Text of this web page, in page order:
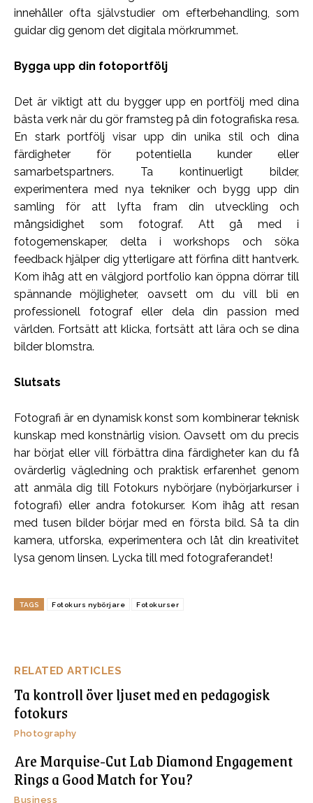
RELATED ARTICLES
Ta kontroll över ljuset med en pedagogisk
fotokurs
Photography
Are Marquise-Cut Lab Diamond Engagement
Rings a Good Match for You?
Business
innehåller ofta självstudier om efterbehandling, som
guidar dig genom det digitala mörkrummet.
Bygga upp din fotoportfölj
Det är viktigt att du bygger upp en portfölj med dina
bästa verk när du gör framsteg på din fotografiska resa.
En stark portfölj visar upp din unika stil och dina
färdigheter för potentiella kunder eller
samarbetspartners. Ta kontinuerligt bilder,
experimentera med nya tekniker och bygg upp din
samling för att lyfta fram din utveckling och
mångsidighet som fotograf. Att gå med i
fotogemenskaper, delta i workshops och söka
feedback hjälper dig ytterligare att förfina ditt hantverk.
Kom ihåg att en välgjord portfolio kan öppna dörrar till
spännande möjligheter, oavsett om du vill bli en
professionell fotograf eller dela din passion med
världen. Fortsätt att klicka, fortsätt att lära och se dina
bilder blomstra.
Slutsats
Fotografi är en dynamisk konst som kombinerar teknisk
kunskap med konstnärlig vision. Oavsett om du precis
har börjat eller vill förbättra dina färdigheter kan du få
ovärderlig vägledning och praktisk erfarenhet genom
att anmäla dig till Fotokurs nybörjare (nybörjarkurser i
fotografi) eller andra fotokurser. Kom ihåg att resan
med tusen bilder börjar med en första bild. Så ta din
kamera, utforska, experimentera och låt din kreativitet
lysa genom linsen. Lycka till med fotograferandet!
TAGS Fotokurs nybörjare Fotokurser